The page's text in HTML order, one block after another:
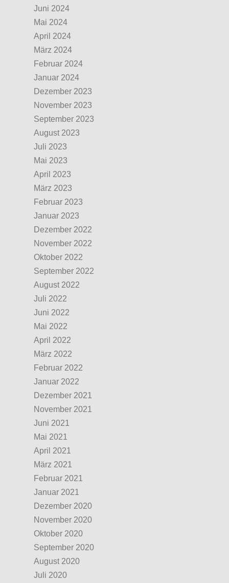
Juni 2024
Mai 2024
April 2024
März 2024
Februar 2024
Januar 2024
Dezember 2023
November 2023
September 2023
August 2023
Juli 2023
Mai 2023
April 2023
März 2023
Februar 2023
Januar 2023
Dezember 2022
November 2022
Oktober 2022
September 2022
August 2022
Juli 2022
Juni 2022
Mai 2022
April 2022
März 2022
Februar 2022
Januar 2022
Dezember 2021
November 2021
Juni 2021
Mai 2021
April 2021
März 2021
Februar 2021
Januar 2021
Dezember 2020
November 2020
Oktober 2020
September 2020
August 2020
Juli 2020